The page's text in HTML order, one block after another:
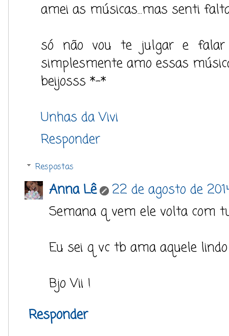
amei as músicas...mas senti
só não vou te julgar e
simplesmente amo essas
beijosss *-*
Unhas da Vivi
Responder
Respostas
Anna Lê
22 de agosto de
Semana q vem ele volta com
Eu sei q vc tb ama aquele
Bjo Vii !
Responder